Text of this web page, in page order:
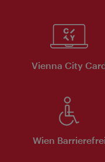
Vienna City
Wien Barrierefrei